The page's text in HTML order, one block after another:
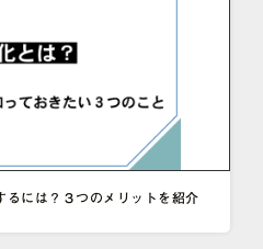
るには？３つのメリットを紹介